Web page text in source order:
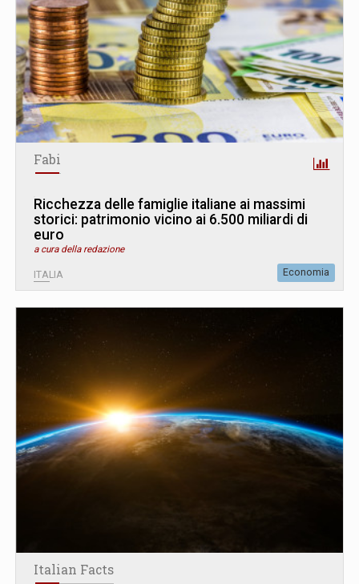
Fabi
Ricchezza delle famiglie italiane ai massimi
storici: patrimonio vicino ai 6.500 miliardi di
euro
a cura della redazione
ITALIA Economia
Italian Facts